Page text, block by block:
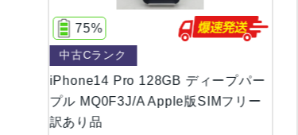
iPhone14 Pro 128GB ディープパー
プル MQ0F3J/A Apple版SIMフリー
訳あり品
75%
中古Cランク